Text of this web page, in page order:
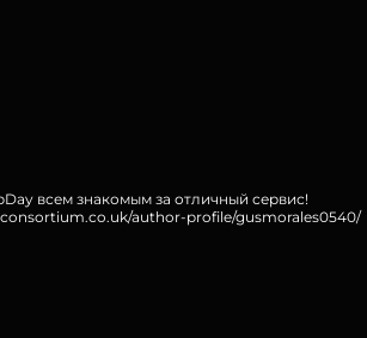
всем знакомым за отличный сервис!
author-profile/gusmorales0540/